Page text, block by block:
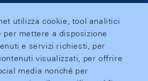
utilizza cookie, tool analitici
mettere a disposizione
e servizi richiesti, per
visualizzati, per offrire
media nonché per